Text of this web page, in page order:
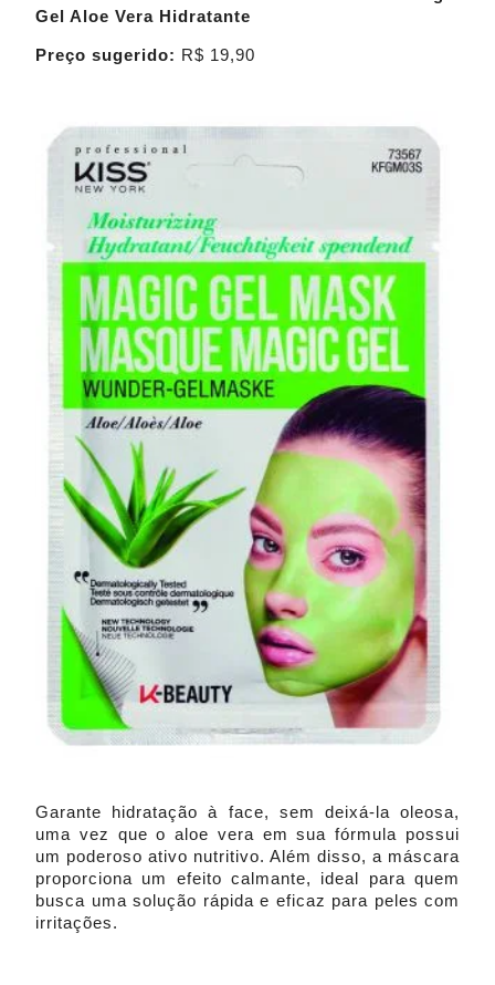
Gel Aloe Vera Hidratante
Preço sugerido: R$ 19,90
Garante hidratação à face, sem deixá-la oleosa,
uma vez que o aloe vera em sua fórmula possui
um poderoso ativo nutritivo. Além disso, a máscara
proporciona um efeito calmante, ideal para quem
busca uma solução rápida e eficaz para peles com
irritações.